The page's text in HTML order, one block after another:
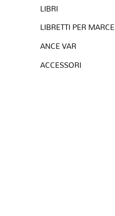
LIBRI
LIBRETTI PER MARCE
ANCE VAR
ACCESSORI